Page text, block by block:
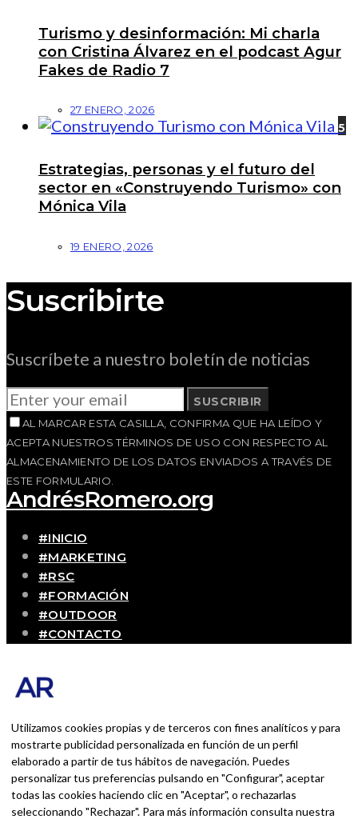
Turismo y desinformación: Mi charla
con Cristina Álvarez en el podcast Agur
Fakes de Radio 7
27 ENERO, 2026
5
Estrategias, personas y el futuro del
sector en «Construyendo Turismo» con
Mónica Vila
19 ENERO, 2026
Suscribirte
Suscríbete a nuestro boletín de noticias
SUSCRIBIR
AL MARCAR ESTA CASILLA, CONFIRMA QUE HA LEÍDO Y
ACEPTA NUESTROS TÉRMINOS DE USO CON RESPECTO AL
ALMACENAMIENTO DE LOS DATOS ENVIADOS A TRAVÉS DE
ESTE FORMULARIO.
AndrésRomero.org
#INICIO
#MARKETING
#RSC
#FORMACIÓN
#OUTDOOR
#CONTACTO
Blog personal y profesional de Andrés Romero.
persona que disfruta con lo que hace cada día
BUSCAR POR:
BUSCAR
Utilizamos cookies propias y de terceros con fines analíticos y para
mostrarte publicidad personalizada en función de un perfil
elaborado a partir de tus hábitos de navegación. Puedes
personalizar tus preferencias pulsando en "Configurar", aceptar
todas las cookies haciendo clic en "Aceptar", o rechazarlas
seleccionando "Rechazar". Para más información consulta nuestra